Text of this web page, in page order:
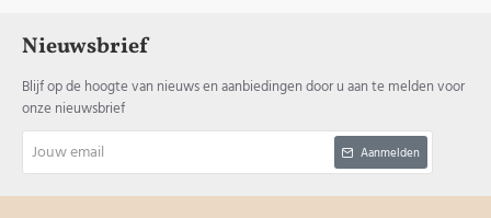
Nieuwsbrief
Blijf op de hoogte van nieuws en aanbiedingen door u aan te melden voor
onze nieuwsbrief
email
Aanmelden